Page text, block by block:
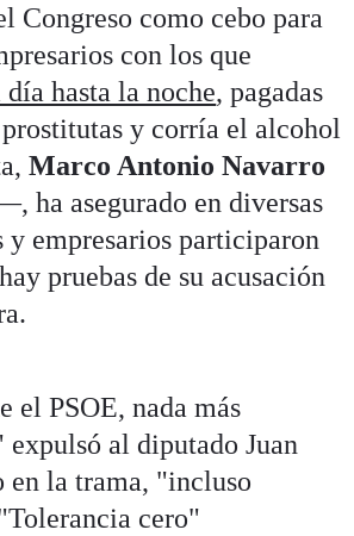
como cebo para
con los que
hasta la noche, pagadas
y corría el alcohol
Marco Antonio Navarro
ha asegurado en diversas
y empresarios participaron
pruebas de su acusación
el PSOE, nada más
al diputado Juan
en la trama, "incluso
cero"